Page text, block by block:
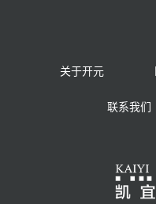
关于开元
联系我们